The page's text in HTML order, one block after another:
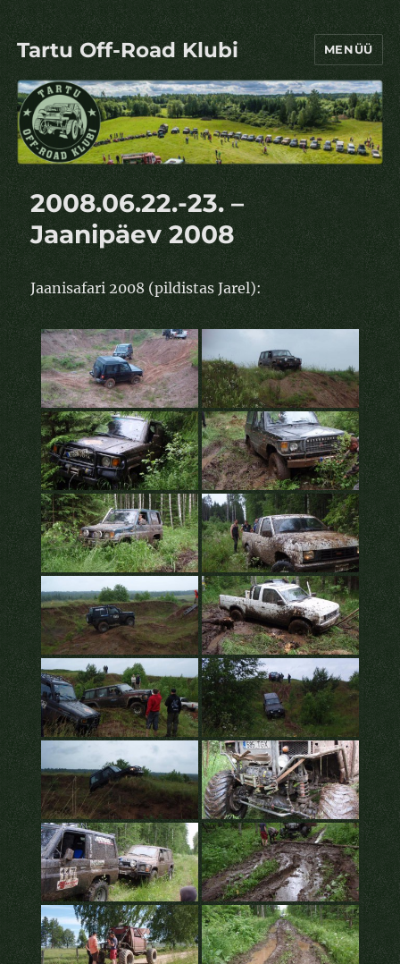
Tartu Off-Road Klubi MENÜÜ
2008.06.22.-23. –
Jaanipäev 2008
Jaanisafari 2008 (pildistas Jarel):